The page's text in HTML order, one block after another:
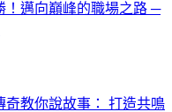
！邁向巔峰的職場之路 ─
奇教你說故事： 打造共鳴